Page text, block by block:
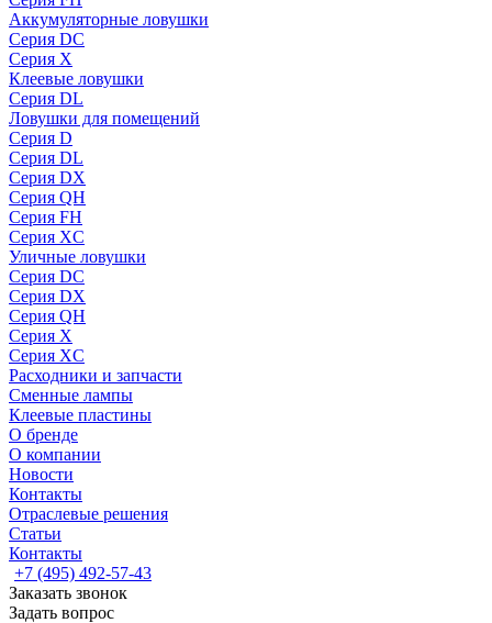
Аккумуляторные ловушки
Серия DC
Серия X
Клеевые ловушки
Серия DL
Ловушки для помещений
Серия D
Серия DL
Серия DX
Серия QH
Серия FH
Серия XC
Уличные ловушки
Серия DC
Серия DX
Серия QH
Серия X
Серия XC
Расходники и запчасти
Сменные лампы
Клеевые пластины
О бренде
О компании
Новости
Контакты
Отраслевые решения
Статьи
Контакты
+7 (495) 492-57-43
Заказать звонок
Задать вопрос